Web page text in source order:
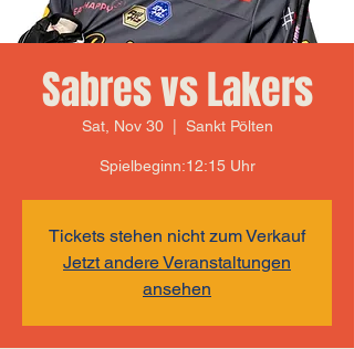
Sabres vs Lakers
Sat, Nov 30
  |
Sankt Pölten
Spielbeginn:12:15 Uhr
Tickets stehen nicht zum Verkauf
Jetzt andere Veranstaltungen
ansehen